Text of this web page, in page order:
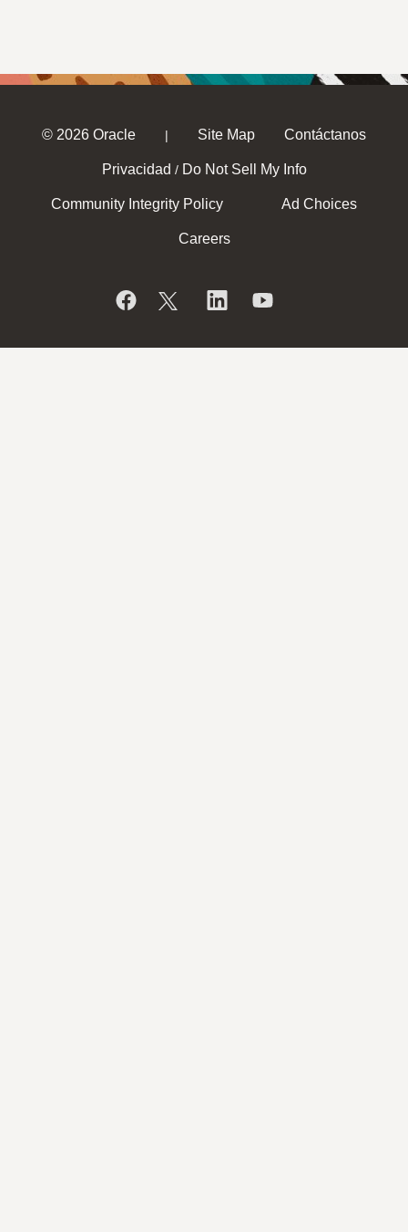
© 2026 Oracle | Site Map Contáctanos
Privacidad / Do Not Sell My Info
Community Integrity Policy Ad Choices
Careers